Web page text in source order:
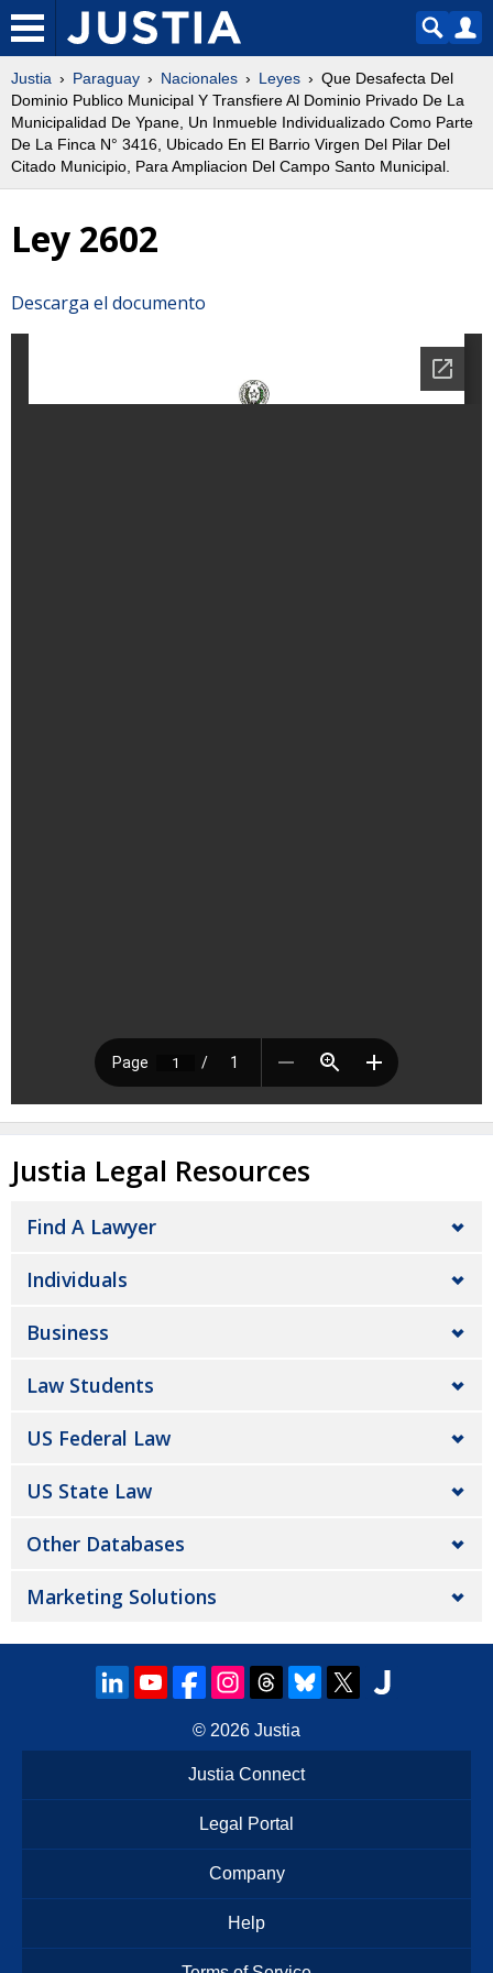
Justia Paraguay Nacionales Leyes
Que Desafecta Del
Dominio Publico Municipal Y Transfiere Al Dominio Privado De La
Municipalidad De Ypane, Un Inmueble Individualizado Como Parte
De La Finca N° 3416, Ubicado En El Barrio Virgen Del Pilar Del
Citado Municipio, Para Ampliacion Del Campo Santo Municipal.
Ley 2602
Descarga el documento
Justia Legal Resources
Find A Lawyer
Individuals
Business
Law Students
US Federal Law
US State Law
Other Databases
Marketing Solutions
© 2026 Justia
Justia Connect
Legal Portal
Company
Help